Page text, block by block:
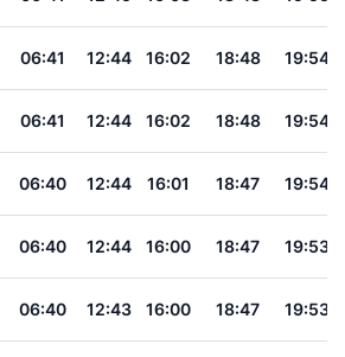
06:41 12:44 16:02 18:48 19:54
06:41 12:44 16:02 18:48 19:54
06:40 12:44 16:01 18:47 19:54
06:40 12:44 16:00 18:47 19:53
06:40 12:43 16:00 18:47 19:53